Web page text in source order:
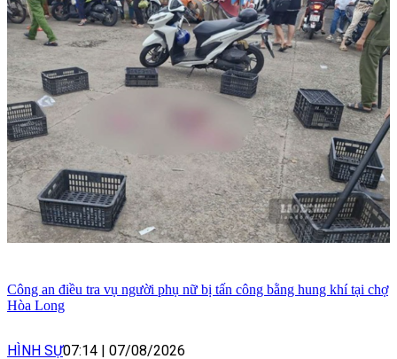
Công an điều tra vụ người phụ nữ bị tấn công bằng hung khí tại chợ
Hòa Long
HÌNH SỰ07:14 07/08/2026